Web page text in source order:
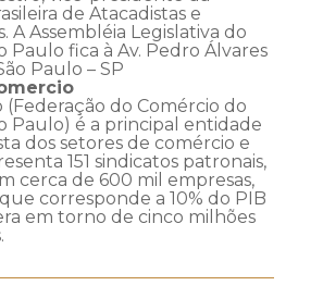
de Atacadistas e
A Assembléia Legislativa do
Paulo fica à Av. Pedro Álvares
Paulo – SP
(Federação do Comércio do
Paulo) é a principal entidade
dos setores de comércio e
151 sindicatos patronais,
cerca de 600 mil empresas,
corresponde a 10% do PIB
em torno de cinco milhões